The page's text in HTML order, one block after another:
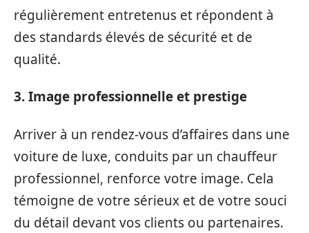
régulièrement entretenus et répondent à
des standards élevés de sécurité et de
qualité.
3. Image professionnelle et prestige
Arriver à un rendez-vous d’affaires dans une
voiture de luxe, conduits par un chauffeur
professionnel, renforce votre image. Cela
témoigne de votre sérieux et de votre souci
du détail devant vos clients ou partenaires.